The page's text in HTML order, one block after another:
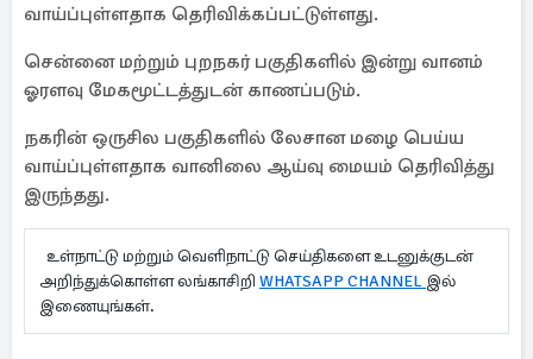
வாய்ப்புள்ளதாக தெரிவிக்கப்பட்டுள்ளது.
சென்னை மற்றும் புறநகர் பகுதிகளில் இன்று வானம்
ஓரளவு மேகமூட்டத்துடன் காணப்படும்.
நகரின் ஒருசில பகுதிகளில் லேசான மழை பெய்ய
வாய்ப்புள்ளதாக வானிலை ஆய்வு மையம் தெரிவித்து
இருந்தது.
உள்நாட்டு மற்றும் வெளிநாட்டு செய்திகளை உடனுக்குடன்
அறிந்துக்கொள்ள லங்காசிறி WHATSAPP CHANNEL இல்
இணையுங்கள்.